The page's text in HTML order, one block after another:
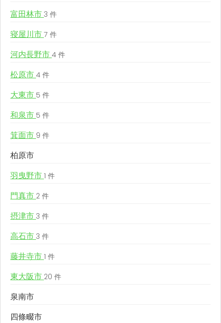
富田林市 3 件
寝屋川市 7 件
河内長野市 4 件
松原市 4 件
大東市 5 件
和泉市 5 件
箕面市 9 件
柏原市
羽曳野市 1 件
門真市 2 件
摂津市 3 件
高石市 3 件
藤井寺市 1 件
東大阪市 20 件
泉南市
四條畷市